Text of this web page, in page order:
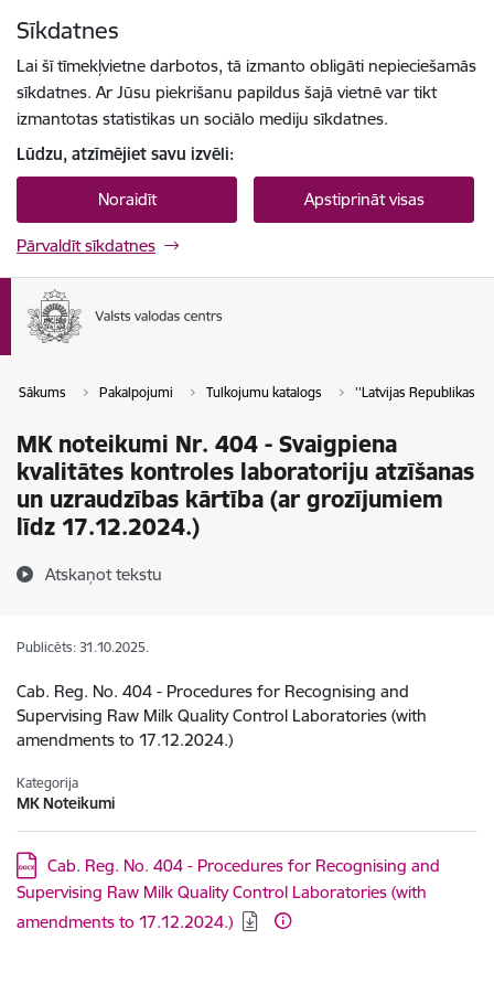
Sīkdatnes
Lai šī tīmekļvietne darbotos, tā izmanto obligāti nepieciešamās
sīkdatnes. Ar Jūsu piekrišanu papildus šajā vietnē var tikt
izmantotas statistikas un sociālo mediju sīkdatnes.
Lūdzu, atzīmējiet savu izvēli:
Noraidīt Apstiprināt visas
Pārvaldīt sīkdatnes
Sākums Pakalpojumi Tulkojumu katalogs ''Latvijas Republikas
MK noteikumi Nr. 404 - Svaigpiena
kvalitātes kontroles laboratoriju atzīšanas
un uzraudzības kārtība (ar grozījumiem
līdz 17.12.2024.)
Atskaņot tekstu
Publicēts: 31.10.2025.
Cab. Reg. No. 404 - Procedures for Recognising and
Supervising Raw Milk Quality Control Laboratories (with
amendments to 17.12.2024.)
Kategorija
MK Noteikumi
Lejupielādēt:
Cab. Reg. No. 404 - Procedures for Recognising and
Supervising Raw Milk Quality Control Laboratories (with
amendments to 17.12.2024.)